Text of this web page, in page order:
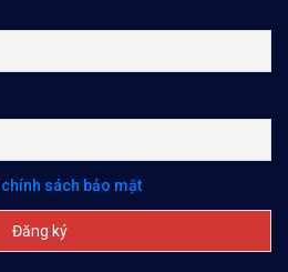
sách bảo mật